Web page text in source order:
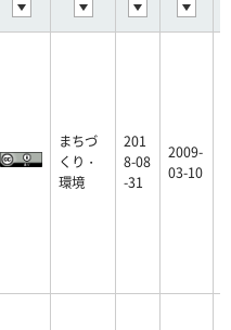
まちづ
くり・
環境
201
8-08
-31
2009-
03-10